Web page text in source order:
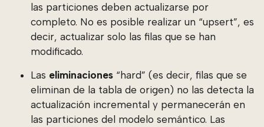
las particiones deben actualizarse por
completo. No es posible realizar un “upsert”, es
decir, actualizar solo las filas que se han
modificado.
Las eliminaciones “hard” (es decir, filas que se
eliminan de la tabla de origen) no las detecta la
actualización incremental y permanecerán en
las particiones del modelo semántico. Las